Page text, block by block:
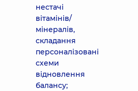
нестачі
вітамінів/
мінералів,
складання
персоналізовані
схеми
відновлення
балансу;